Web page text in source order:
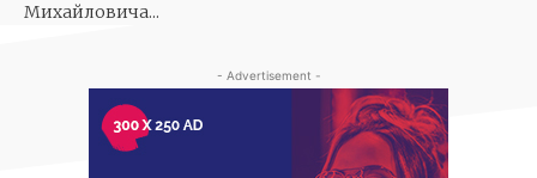
Михайловича...
- Advertisement -